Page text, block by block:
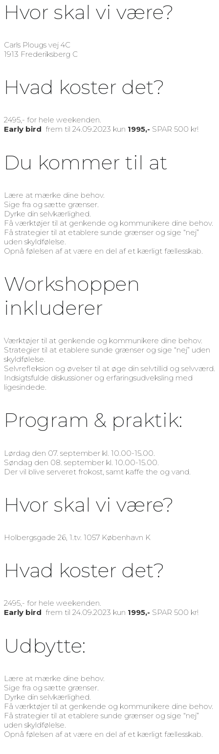
Hvor skal vi være?
Carls Plougs vej 4C
1913 Frederiksberg C
Hvad koster det?
2495,- for hele weekenden.
Early bird frem til 24.09.2023 kun 1995,- SPAR 500 kr!
Du kommer til at
Lære at mærke dine behov.
Sige fra og sætte grænser.
Dyrke din selvkærlighed.
Få værktøjer til at genkende og kommunikere dine behov.
Få strategier til at etablere sunde grænser og sige “nej”
uden skyldfølelse.
Opnå følelsen af at være en del af et kærligt fællesskab.
Workshoppen
inkluderer
Værktøjer til at genkende og kommunikere dine behov.
Strategier til at etablere sunde grænser og sige “nej” uden
skyldfølelse.
Selvrefleksion og øvelser til at øge din selvtillid og selvværd.
Indsigtsfulde diskussioner og erfaringsudveksling med
ligesindede.
Program & praktik:
Lørdag den 07. september kl. 10.00-15.00.
Søndag den 08. september kl. 10.00-15.00.
Der vil blive serveret frokost, samt kaffe the og vand.
Hvor skal vi være?
Holbergsgade 26, 1.tv. 1057 København K
Hvad koster det?
2495,- for hele weekenden.
Early bird frem til 24.09.2023 kun 1995,- SPAR 500 kr!
Udbytte:
Lære at mærke dine behov.
Sige fra og sætte grænser.
Dyrke din selvkærlighed.
Få værktøjer til at genkende og kommunikere dine behov.
Få strategier til at etablere sunde grænser og sige “nej”
uden skyldfølelse.
Opnå følelsen af at være en del af et kærligt fællesskab.